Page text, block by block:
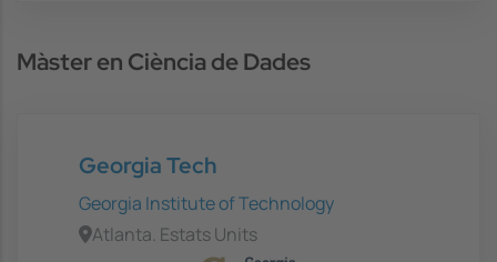
Màster en Ciència de Dades
Georgia Tech
Georgia Institute of Technology
Atlanta. Estats Units